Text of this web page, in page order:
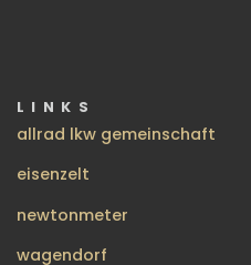
LINKS
allrad lkw gemeinschaft
eisenzelt
newtonmeter
wagendorf